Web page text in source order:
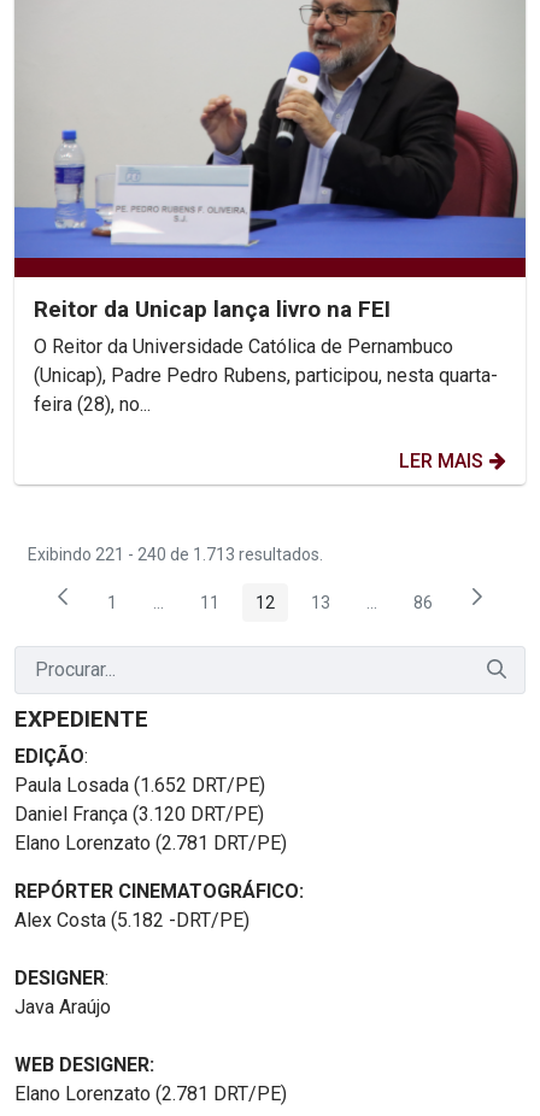
Reitor da Unicap lança livro na FEI
O Reitor da Universidade Católica de Pernambuco
(Unicap), Padre Pedro Rubens, participou, nesta quarta-
feira (28), no...
LER MAIS
Exibindo 221 - 240 de 1.713 resultados.
Página
1 Páginas intermediárias Usar ABA para navegar.
Página
11 Página
12 Página
13 PáginasPágina
86
EXPEDIENTE
EDIÇÃO:
Paula Losada (1.652 DRT/PE)
Daniel França (3.120 DRT/PE)
Elano Lorenzato (2.781 DRT/PE)
REPÓRTER CINEMATOGRÁFICO:
Alex Costa (5.182 -DRT/PE)
DESIGNER:
Java Araújo
WEB DESIGNER:
Elano Lorenzato (2.781 DRT/PE)